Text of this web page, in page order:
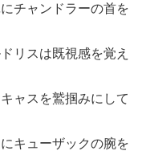
チャンドラーの首を
リスは既視感を覚え
ャスを鷲掴みにして
キューザックの腕を